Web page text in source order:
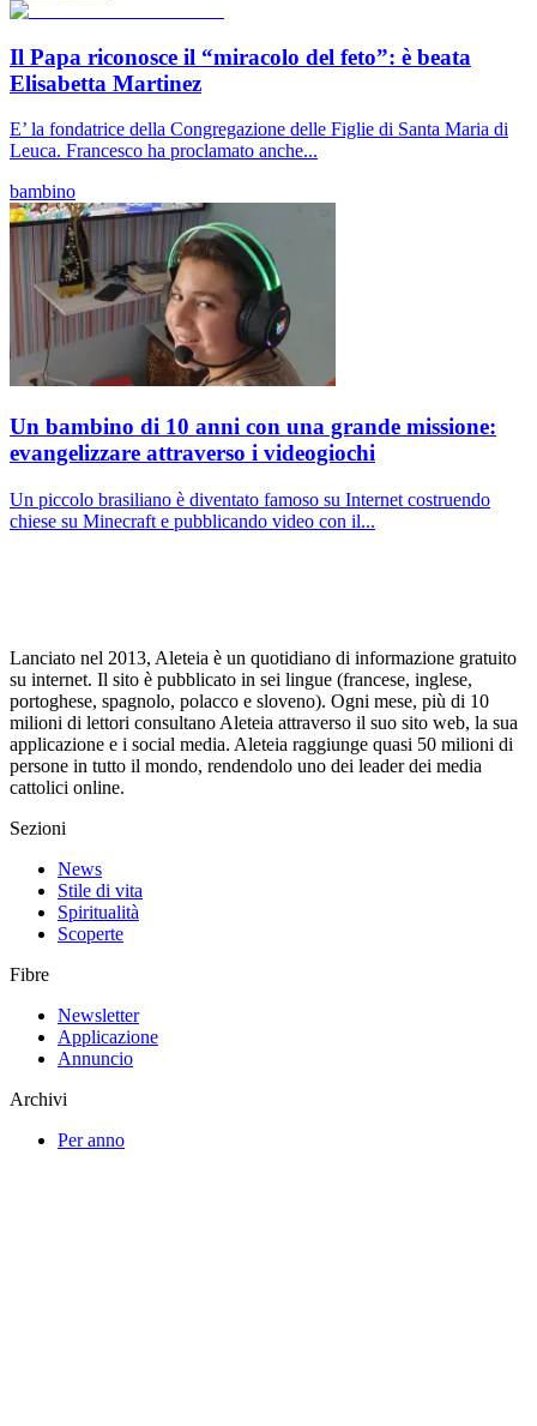
Il Papa riconosce il “miracolo del feto”: è beata
Elisabetta Martinez
E’ la fondatrice della Congregazione delle Figlie di Santa Maria di
Leuca. Francesco ha proclamato anche...
bambino
Un bambino di 10 anni con una grande missione:
evangelizzare attraverso i videogiochi
Un piccolo brasiliano è diventato famoso su Internet costruendo
chiese su Minecraft e pubblicando video con il...
Lanciato nel 2013, Aleteia è un quotidiano di informazione gratuito
su internet. Il sito è pubblicato in sei lingue (francese, inglese,
portoghese, spagnolo, polacco e sloveno). Ogni mese, più di 10
milioni di lettori consultano Aleteia attraverso il suo sito web, la sua
applicazione e i social media. Aleteia raggiunge quasi 50 milioni di
persone in tutto il mondo, rendendolo uno dei leader dei media
cattolici online.
Sezioni
News
Stile di vita
Spiritualità
Scoperte
Fibre
Newsletter
Applicazione
Annuncio
Archivi
Per anno